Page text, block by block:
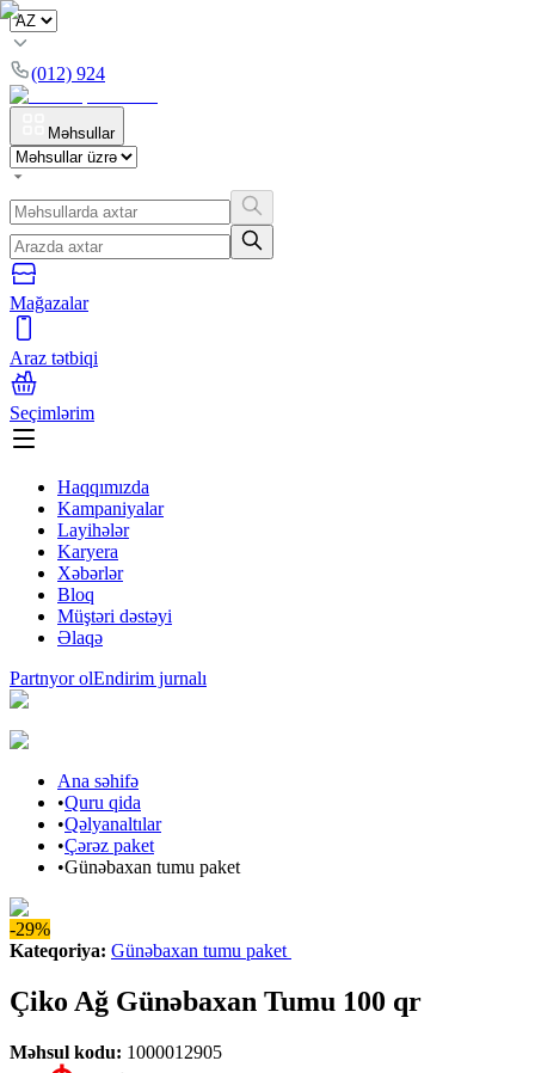
(012) 924
Məhsullar
Mağazalar
Araz tətbiqi
Seçimlərim
Haqqımızda
Kampaniyalar
Layihələr
Karyera
Xəbərlər
Bloq
Müştəri dəstəyi
Əlaqə
Partnyor olEndirim jurnalı
Ana səhifə
•Quru qida
•Qəlyanaltılar
•Çərəz paket
•Günəbaxan tumu paket
-29%
Kateqoriya: Günəbaxan tumu paket
Çiko Ağ Günəbaxan Tumu 100 qr
Məhsul kodu: 1000012905